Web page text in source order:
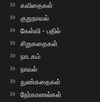
கவிதைகள்
குறுநாவல்
கேள்வி - பதில்
சிறுகதைகள்
நாடகம்
நாவல்
நுண்கதைகள்
நேர்காணல்கள்